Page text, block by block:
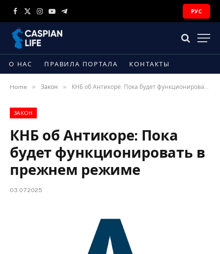
Facebook
X
Instagram
YouTubeTelegram
РУС
О НАС ПРАВИЛА ПОРТАЛА КОНТАКТЫ
Home » Закон » КНБ об Антикоре: Пока будет функционировать в прежнем режиме
ЗАКОН
КНБ об Антикоре: Пока
будет функционировать в
прежнем режиме
03.07.2025